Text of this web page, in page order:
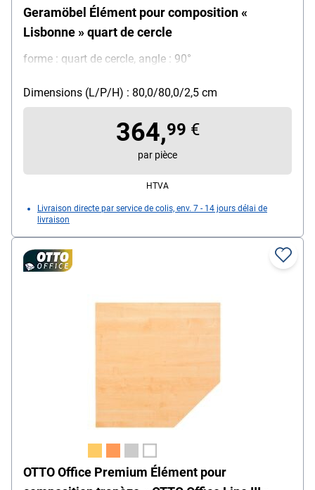
Geramöbel Élément pour composition «
Lisbonne » quart de cercle
forme : quart de cercle, angle : 90°
Dimensions (L/P/H) : 80,0/80,0/2,5 cm
364,99 €
par pièce
HTVA
Livraison directe par service de colis, env. 7 - 14 jours délai de
livraison
OTTO Office Premium Élément pour